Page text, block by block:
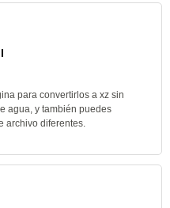
para convertirlos a xz sin
agua, y también puedes
archivo diferentes.